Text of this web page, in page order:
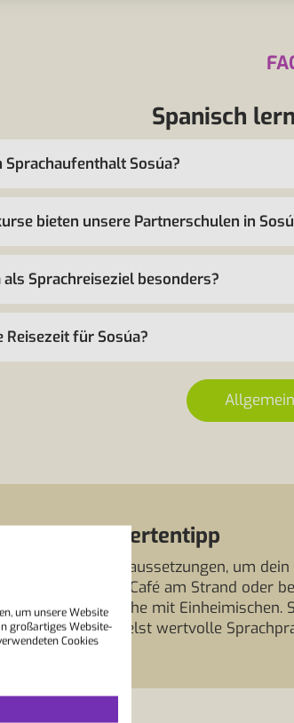
Spanisch
Sosúa?
bieten unsere Partnerschulen in
Sprachreiseziel besonders?
Reisezeit für Sosúa?
Expertentipp
bietet ideale Voraussetzungen, um
in einem kleinen Café am Strand oder
Gespräche mit
und sammelst wertvolle
um unsere Website
großartiges Website-
Cookies